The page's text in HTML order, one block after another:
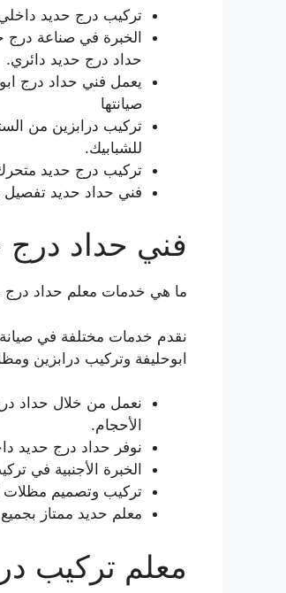
تركيب درج حديد
حداد درج حديد دائري.
يعمل فني حداد درج
صيانتها
تركيب درابزين من
للشبابيك.
تركيب درج حديد
فني حداد حديد تفصيل
فني حداد درج
ما هي خدمات معلم حداد درج
نقدم خدمات مختلفة في
ابوحليفة وتركيب درابزين
نعمل من خلال حداد
الأحجام.
نوفر حداد درج حديد
الخبرة الأجنبية في
تركيب وتصميم مظلات
معلم حديد ممتاز
معلم تركيب